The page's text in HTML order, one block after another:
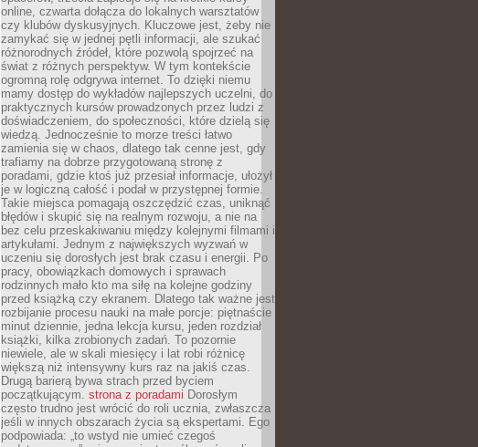
online, czwarta dołącza do lokalnych warsztatów
czy klubów dyskusyjnych. Kluczowe jest, żeby nie
zamykać się w jednej pętli informacji, ale szukać
różnorodnych źródeł, które pozwolą spojrzeć na
świat z różnych perspektyw. W tym kontekście
ogromną rolę odgrywa internet. To dzięki niemu
mamy dostęp do wykładów najlepszych uczelni, do
praktycznych kursów prowadzonych przez ludzi z
doświadczeniem, do społeczności, które dzielą się
wiedzą. Jednocześnie to morze treści łatwo
zamienia się w chaos, dlatego tak cenne jest, gdy
trafiamy na dobrze przygotowaną stronę z
poradami, gdzie ktoś już przesiał informacje, ułożył
je w logiczną całość i podał w przystępnej formie.
Takie miejsca pomagają oszczędzić czas, uniknąć
błędów i skupić się na realnym rozwoju, a nie na
bez celu przeskakiwaniu między kolejnymi filmami i
artykułami. Jednym z największych wyzwań w
uczeniu się dorosłych jest brak czasu i energii. Po
pracy, obowiązkach domowych i sprawach
rodzinnych mało kto ma siłę na kolejne godziny
przed książką czy ekranem. Dlatego tak ważne jest
rozbijanie procesu nauki na małe porcje: piętnaście
minut dziennie, jedna lekcja kursu, jeden rozdział
książki, kilka zrobionych zadań. To pozornie
niewiele, ale w skali miesięcy i lat robi różnicę
większą niż intensywny kurs raz na jakiś czas.
Drugą barierą bywa strach przed byciem
początkującym. strona z poradami Dorosłym
często trudno jest wrócić do roli ucznia, zwłaszcza
jeśli w innych obszarach życia są ekspertami. Ego
podpowiada: „to wstyd nie umieć czegoś